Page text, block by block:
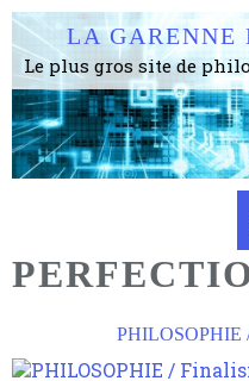
LA GARENNE
PHILOSOPHIE